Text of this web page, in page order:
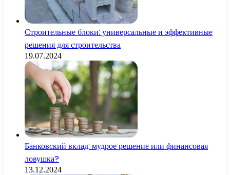
Строительные блоки: универсальные и эффективные
решения для строительства
19.07.2024
Банковский вклад: мудрое решение или финансовая
ловушка?
13.12.2024